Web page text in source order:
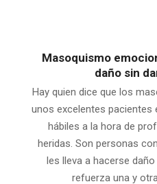
Masoquismo
daño sin
Hay quien dice que los
unos excelentes pacientes
hábiles a la hora de
heridas. Son personas
les lleva a hacerse
refuerza una y